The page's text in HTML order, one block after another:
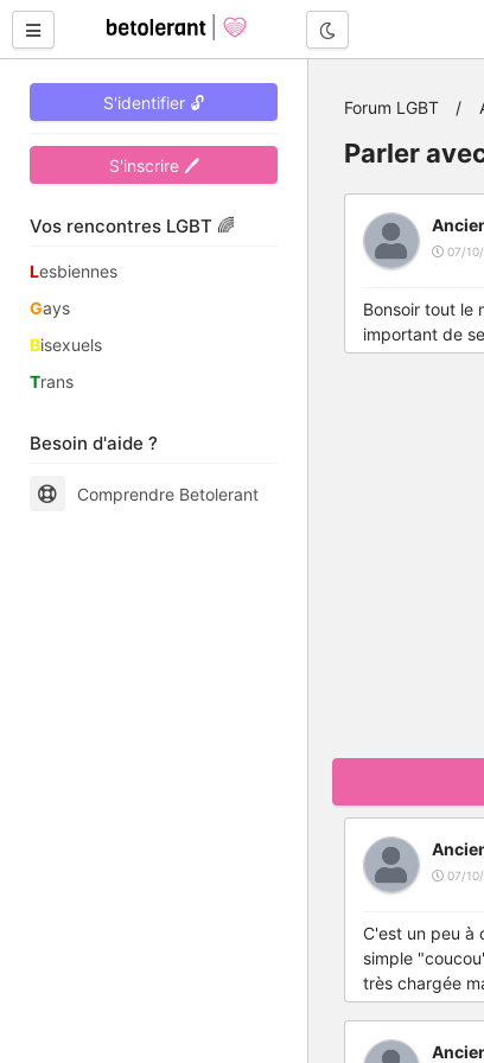
S'identifier 🔓
S'inscrire 🖊
Vos rencontres LGBT 🌈
Lesbiennes
Gays
Bisexuels
Trans
Besoin d'aide ?
Comprendre Betolerant
Forum LGBT
Parler
07/
Bonsoir tout le
important de
07/
C'est un peu à
simple
très chargée